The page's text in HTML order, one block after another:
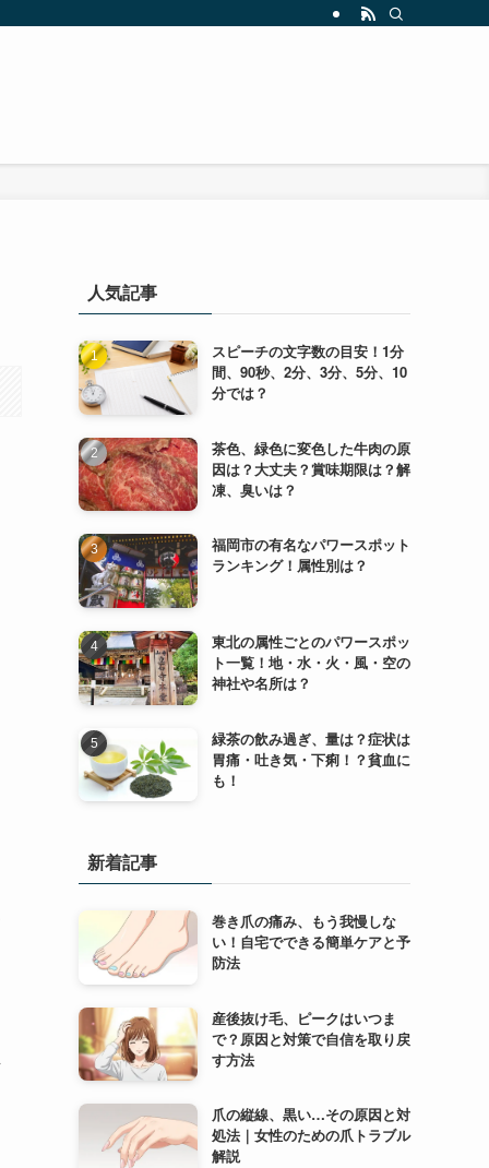
人気記事
スピーチの文字数の目安！1分
間、90秒、2分、3分、5分、10
分では？
茶色、緑色に変色した牛肉の原
因は？大丈夫？賞味期限は？解
凍、臭いは？
福岡市の有名なパワースポット
ランキング！属性別は？
東北の属性ごとのパワースポッ
ト一覧！地・水・火・風・空の
神社や名所は？
緑茶の飲み過ぎ、量は？症状は
胃痛・吐き気・下痢！？貧血に
も！
新着記事
巻き爪の痛み、もう我慢しな
い！自宅でできる簡単ケアと予
防法
産後抜け毛、ピークはいつま
で？原因と対策で自信を取り戻
す方法
爪の縦線、黒い…その原因と対
処法｜女性のための爪トラブル
解説